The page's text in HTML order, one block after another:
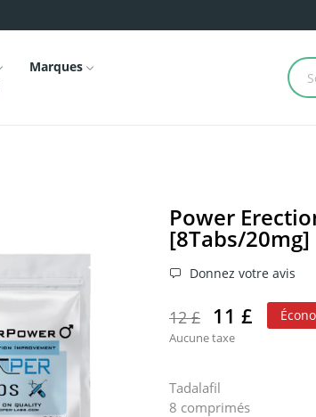
Marques
Power
[8Tabs/20mg]
Donnez votre avis
12 £ 11 £
Aucune taxe
Tadalafil
8 comprimés